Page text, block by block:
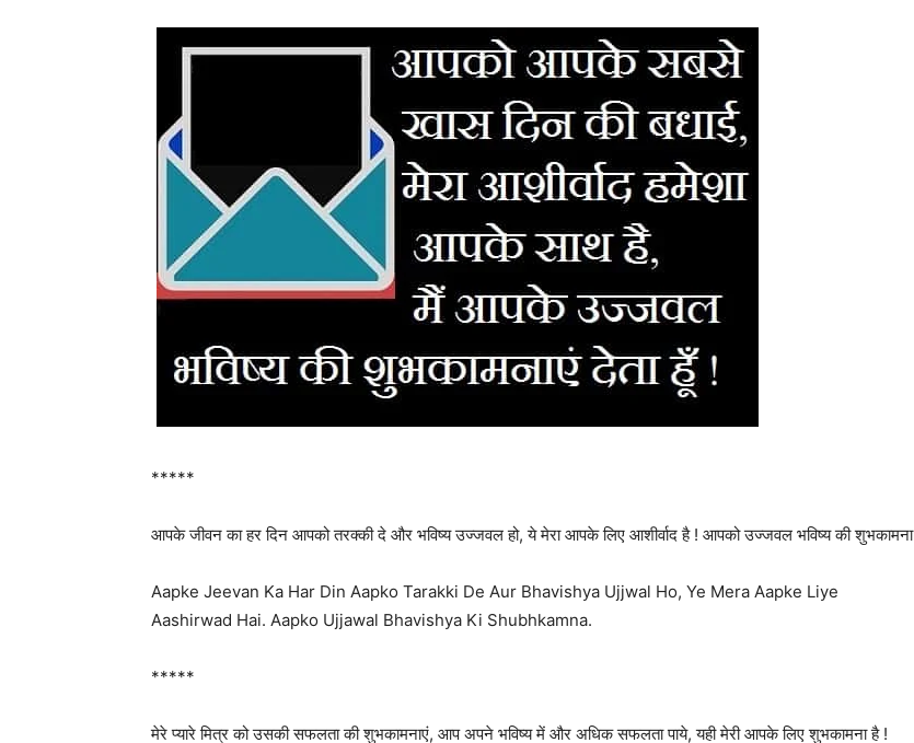
*****
आपके जीवन का हर दिन आपको तरक्की दे और भविष्य उज्जवल हो, ये मेरा आपके लिए आशीर्वाद है ! आपको उज्जवल भविष्य की शुभकामना
Aapke Jeevan Ka Har Din Aapko Tarakki De Aur Bhavishya Ujjwal Ho, Ye Mera Aapke Liye
Aashirwad Hai. Aapko Ujjawal Bhavishya Ki Shubhkamna.
*****
मेरे प्यारे मित्र को उसकी सफलता की शुभकामनाएं, आप अपने भविष्य में और अधिक सफलता पाये, यही मेरी आपके लिए शुभकामना है !